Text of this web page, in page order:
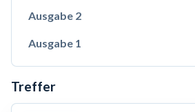
Ausgabe 2
Ausgabe 1
Treffer